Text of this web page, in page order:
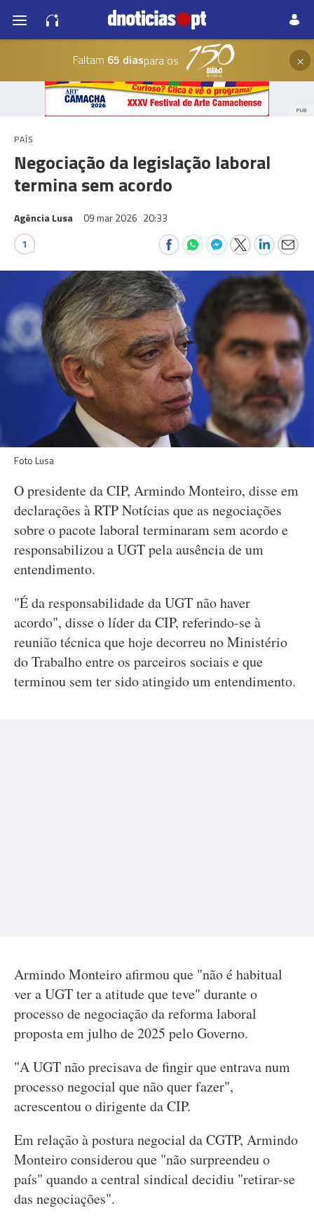
Faltam 65 diaspara os ×
PUB
PAÍS
Negociação da legislação laboral
termina sem acordo
Agência Lusa 09 mar 2026 20:33
1
Foto Lusa
O presidente da CIP, Armindo Monteiro, disse em
declarações à RTP Notícias que as negociações
sobre o pacote laboral terminaram sem acordo e
responsabilizou a UGT pela ausência de um
entendimento.
"É da responsabilidade da UGT não haver
acordo", disse o líder da CIP, referindo-se à
reunião técnica que hoje decorreu no Ministério
do Trabalho entre os parceiros sociais e que
terminou sem ter sido atingido um entendimento.
Armindo Monteiro afirmou que "não é habitual
ver a UGT ter a atitude que teve" durante o
processo de negociação da reforma laboral
proposta em julho de 2025 pelo Governo.
"A UGT não precisava de fingir que entrava num
processo negocial que não quer fazer",
acrescentou o dirigente da CIP.
Em relação à postura negocial da CGTP, Armindo
Monteiro considerou que "não surpreendeu o
país" quando a central sindical decidiu "retirar-se
das negociações".